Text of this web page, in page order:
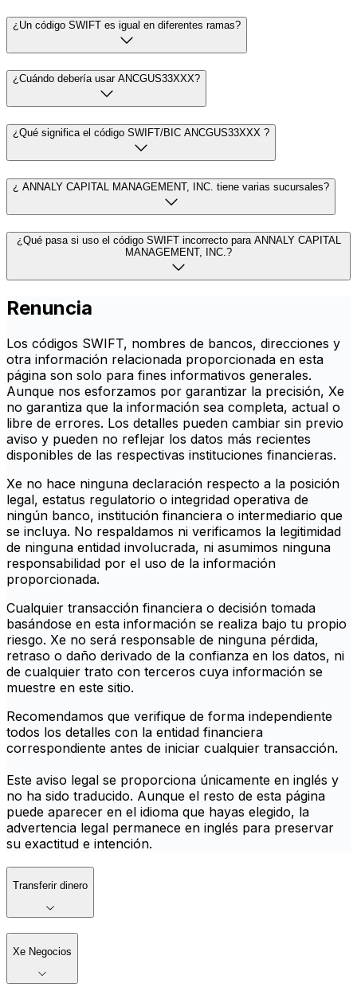
¿Un código SWIFT es igual en diferentes ramas?
¿Cuándo debería usar ANCGUS33XXX?
¿Qué significa el código SWIFT/BIC ANCGUS33XXX ?
¿ ANNALY CAPITAL MANAGEMENT, INC. tiene varias sucursales?
¿Qué pasa si uso el código SWIFT incorrecto para ANNALY CAPITAL
MANAGEMENT, INC.?
Renuncia
Los códigos SWIFT, nombres de bancos, direcciones y
otra información relacionada proporcionada en esta
página son solo para fines informativos generales.
Aunque nos esforzamos por garantizar la precisión, Xe
no garantiza que la información sea completa, actual o
libre de errores. Los detalles pueden cambiar sin previo
aviso y pueden no reflejar los datos más recientes
disponibles de las respectivas instituciones financieras.
Xe no hace ninguna declaración respecto a la posición
legal, estatus regulatorio o integridad operativa de
ningún banco, institución financiera o intermediario que
se incluya. No respaldamos ni verificamos la legitimidad
de ninguna entidad involucrada, ni asumimos ninguna
responsabilidad por el uso de la información
proporcionada.
Cualquier transacción financiera o decisión tomada
basándose en esta información se realiza bajo tu propio
riesgo. Xe no será responsable de ninguna pérdida,
retraso o daño derivado de la confianza en los datos, ni
de cualquier trato con terceros cuya información se
muestre en este sitio.
Recomendamos que verifique de forma independiente
todos los detalles con la entidad financiera
correspondiente antes de iniciar cualquier transacción.
Este aviso legal se proporciona únicamente en inglés y
no ha sido traducido. Aunque el resto de esta página
puede aparecer en el idioma que hayas elegido, la
advertencia legal permanece en inglés para preservar
su exactitud e intención.
Transferir dinero
Xe Negocios